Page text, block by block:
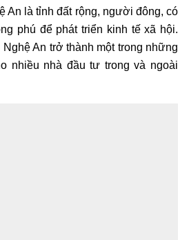
An là tỉnh đất rộng, người đông, có
phú để phát triển kinh tế xã hội.
An trở thành một trong những
nhiều nhà đầu tư trong và ngoài